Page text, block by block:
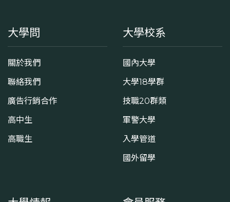
大學問
關於我們
聯絡我們
廣告行銷合作
高中生
高職生
大學校系
國內大學
大學18學群
技職20群類
軍警大學
入學管道
國外留學